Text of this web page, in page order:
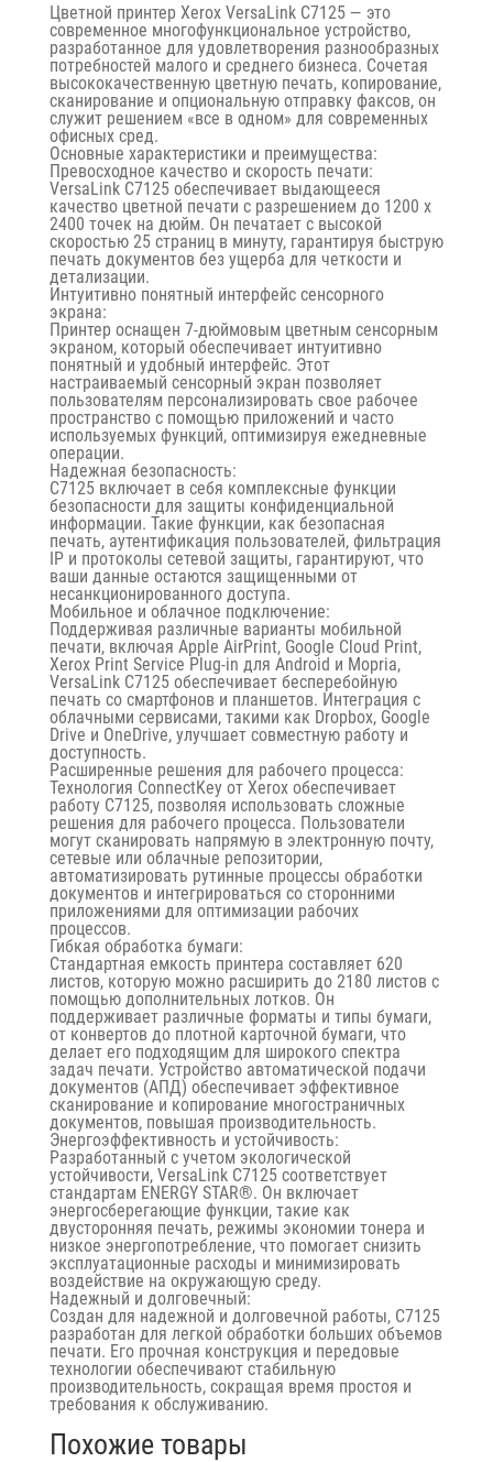
Цветной принтер Xerox VersaLink C7125 — это
современное многофункциональное устройство,
разработанное для удовлетворения разнообразных
потребностей малого и среднего бизнеса. Сочетая
высококачественную цветную печать, копирование,
сканирование и опциональную отправку факсов, он
служит решением «все в одном» для современных
офисных сред.
Основные характеристики и преимущества:
Превосходное качество и скорость печати:
VersaLink C7125 обеспечивает выдающееся
качество цветной печати с разрешением до 1200 x
2400 точек на дюйм. Он печатает с высокой
скоростью 25 страниц в минуту, гарантируя быструю
печать документов без ущерба для четкости и
детализации.
Интуитивно понятный интерфейс сенсорного
экрана:
Принтер оснащен 7-дюймовым цветным сенсорным
экраном, который обеспечивает интуитивно
понятный и удобный интерфейс. Этот
настраиваемый сенсорный экран позволяет
пользователям персонализировать свое рабочее
пространство с помощью приложений и часто
используемых функций, оптимизируя ежедневные
операции.
Надежная безопасность:
C7125 включает в себя комплексные функции
безопасности для защиты конфиденциальной
информации. Такие функции, как безопасная
печать, аутентификация пользователей, фильтрация
IP и протоколы сетевой защиты, гарантируют, что
ваши данные остаются защищенными от
несанкционированного доступа.
Мобильное и облачное подключение:
Поддерживая различные варианты мобильной
печати, включая Apple AirPrint, Google Cloud Print,
Xerox Print Service Plug-in для Android и Mopria,
VersaLink C7125 обеспечивает бесперебойную
печать со смартфонов и планшетов. Интеграция с
облачными сервисами, такими как Dropbox, Google
Drive и OneDrive, улучшает совместную работу и
доступность.
Расширенные решения для рабочего процесса:
Технология ConnectKey от Xerox обеспечивает
работу C7125, позволяя использовать сложные
решения для рабочего процесса. Пользователи
могут сканировать напрямую в электронную почту,
сетевые или облачные репозитории,
автоматизировать рутинные процессы обработки
документов и интегрироваться со сторонними
приложениями для оптимизации рабочих
процессов.
Гибкая обработка бумаги:
Стандартная емкость принтера составляет 620
листов, которую можно расширить до 2180 листов с
помощью дополнительных лотков. Он
поддерживает различные форматы и типы бумаги,
от конвертов до плотной карточной бумаги, что
делает его подходящим для широкого спектра
задач печати. ​​Устройство автоматической подачи
документов (АПД) обеспечивает эффективное
сканирование и копирование многостраничных
документов, повышая производительность.
Энергоэффективность и устойчивость:
Разработанный с учетом экологической
устойчивости, VersaLink C7125 соответствует
стандартам ENERGY STAR®. Он включает
энергосберегающие функции, такие как
двусторонняя печать, режимы экономии тонера и
низкое энергопотребление, что помогает снизить
эксплуатационные расходы и минимизировать
воздействие на окружающую среду.
Надежный и долговечный:
Создан для надежной и долговечной работы, C7125
разработан для легкой обработки больших объемов
печати. ​​Его прочная конструкция и передовые
технологии обеспечивают стабильную
производительность, сокращая время простоя и
требования к обслуживанию.
Похожие товары